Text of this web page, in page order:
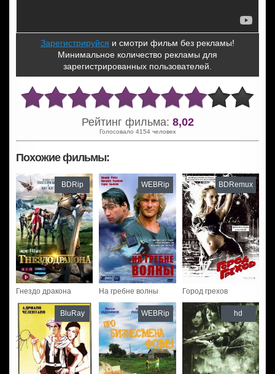
Зарегистрируйся и смотри фильм без рекламы!
Минимальное количество рекламы для
зарегистрированных пользователей.
Рейтинг фильма: 8,02
Голосовало 4154 человек
Похожие фильмы:
Гнездо дракона
BDRip
На гребне волны
WEBRip
Город грехов
BDRemux
BluRay WEBRip hd